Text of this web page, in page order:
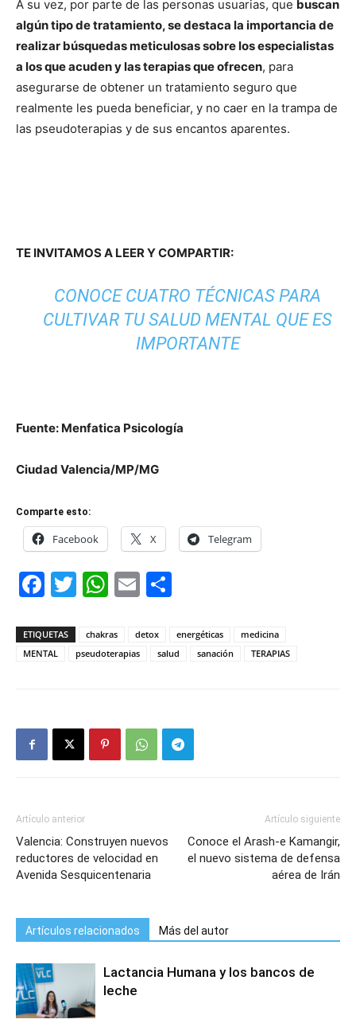
A su vez, por parte de las personas usuarias, que buscan
algún tipo de tratamiento, se destaca la importancia de
realizar búsquedas meticulosas sobre los especialistas
a los que acuden y las terapias que ofrecen, para
asegurarse de obtener un tratamiento seguro que
realmente les pueda beneficiar, y no caer en la trampa de
las pseudoterapias y de sus encantos aparentes.
TE INVITAMOS A LEER Y COMPARTIR:
CONOCE CUATRO TÉCNICAS PARA
CULTIVAR TU SALUD MENTAL QUE ES
IMPORTANTE
Fuente: Menfatica Psicología
Ciudad Valencia/MP/MG
Comparte esto:
Facebook X Telegram
Facebook
Twitter
WhatsApp
Email
ETIQUETAS chakras detox energéticas
medicina
MENTAL
pseudoterapias salud sanación TERAPIAS
Artículo anterior
Valencia: Construyen nuevos
reductores de velocidad en
Avenida Sesquicentenaria
Artículo siguiente
Conoce el Arash-e Kamangir,
el nuevo sistema de defensa
aérea de Irán
Artículos relacionados Más del autor
Lactancia Humana y los bancos de
leche